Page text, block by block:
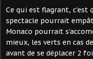
Ce qui est flagrant, c'est
spectacle pourrait
Monaco pourrait
mieux, les verts en cas
avant de se déplacer 2